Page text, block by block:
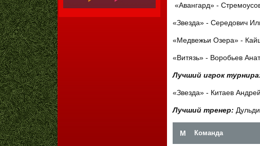
«Авангард» -
«Звезда» - Середович
«Медвежьи Озера» -
«Витязь» - Воробьев
Лучший игрок
«Звезда» - Китаев Андрей
Лучший тренер:
М Команда